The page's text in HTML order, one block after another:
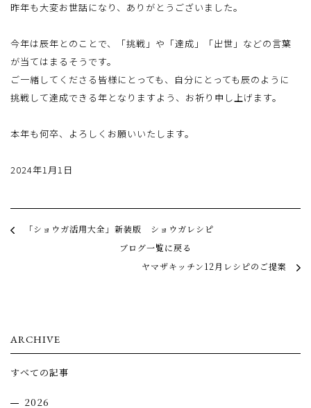
昨年も大変お世話になり、ありがとうございました。
今年は辰年とのことで、「挑戦」や「達成」「出世」などの言葉
が当てはまるそうです。
ご一緒してくださる皆様にとっても、自分にとっても辰のように
挑戦して達成できる年となりますよう、お祈り申し上げます。
本年も何卒、よろしくお願いいたします。
2024年1月1日
「ショウガ活用大全」新装版 ショウガレシピ
ブログ一覧に戻る
ヤマザキッチン12月レシピのご提案
ARCHIVE
すべての記事
2026